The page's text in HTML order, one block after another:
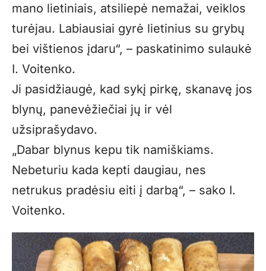
mano lietiniais, atsiliepė nemažai, veiklos
turėjau. Labiausiai gyrė lietinius su grybų
bei vištienos įdaru“, – paskatinimo sulaukė
I. Voitenko.
Ji pasidžiaugė, kad sykį pirkę, skanavę jos
blynų, panevėžiečiai jų ir vėl
užsiprašydavo.
„Dabar blynus kepu tik namiškiams.
Nebeturiu kada kepti daugiau, nes
netrukus pradėsiu eiti į darbą“, – sako I.
Voitenko.